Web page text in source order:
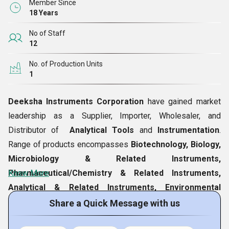
ಜಾಗತಿಕವಾಗಿ ವಿಶ್ಲೇಷಣಾತ್ಮಕ ಮತ್ತು ಜೈವಿಕ ತಾಂತ್ರಿಕ ವಿಭಾಗದ ಪ್ರಮುಖ
ಹೆಸರುಗಳೊಂದಿಗೆ ಸಂಯೋಜಿಸುತ್ತೇವೆ. ಬಹುಸಂಖ್ಯೆಗೆ ತಲುಪುವುದು ಮತ್ತು
ಔಷಧೀಯ, ಜೀವಶಾಸ್ತ್ರ, ಸೂಕ್ಷ್ಮಜೀವಶಾಸ್ತ್ರ, ಪರಿಸರ, ಕೀಟನಾಶಕ,
ವಿಶ್ಲೇಷಣಾತ್ಮಕ ಮತ್ತು ಮಾಪನ ಪರಿಕರಗಳು ಮತ್ತು ಇತರವುಗಳಂತಹ
ವೈವಿಧ್ಯಮಯ ಕೈಗಾರಿಕಾ ಕ್ಷೇತ್ರಗಳಿಗೆ ಸೇರಿದ ಗ್ರಾಹಕರಿಗೆ ವಿಜ್ಞಾನ ಮತ್ತು
ತಂತ್ರಜ್ಞಾನ ಆಧಾರಿತ ಉತ್ಪನ್ನಗಳ ಅತ್ಯುತ್ತಮ ಒದಗಿಸುವುದು ನಮ್ಮ
ಗುರಿಯಾಗಿದೆ.
ನಾವು ಮಕ್ಕಳು, ಕ್ಯಾನ್ಸರ್ ರೋಗಿಗಳು ಮತ್ತು ಪ್ರಾಣಿಗಳಿಗೆ ವಿವಿಧ
ಮಾನವೀಯ ಯೋಜನೆಗಳ ಭಾಗವಾಗಿದ್ದೇವೆ, ಏಕೆಂದರೆ ನಾವು ವ್ಯಾಪಾರ
ಮತ್ತು ಸಾಮಾಜಿಕ ಸಮುದಾಯದ ಬೆಳವಣಿಗೆಯನ್ನು ನಂಬುತ್ತೇವೆ.
ನಮ್ಮ ಸ್ಪರ್ಧಾತ್ಮಕ ಅಂಚು
ಕೆಳಗಿನ ಅಂಶಗಳು ಇತರ ಮಾರುಕಟ್ಟೆ ಆಟಗಾರರಿಗಿಂತ ಅಂಚನ್ನು ನೀಡಿವೆ:
Member Since
18 Years
No of Staff
12
No. of Production Units
1
Deeksha Instruments Corporation have gained market
leadership as a Supplier, Importer, Wholesaler, and
Distributor of Analytical Tools and Instrumentation.
Range of products encompasses Biotechnology, Biology,
Microbiology & Related Instruments,
Pharmaceutical/Chemistry & Related Instruments,
Analytical & Related Instruments, Environmental
Testing Instruments, and Pesticide Residue Analysis &
Related Instruments, Amino Acid Analyzer,SS Glove
Know More
Share a Quick Message with us